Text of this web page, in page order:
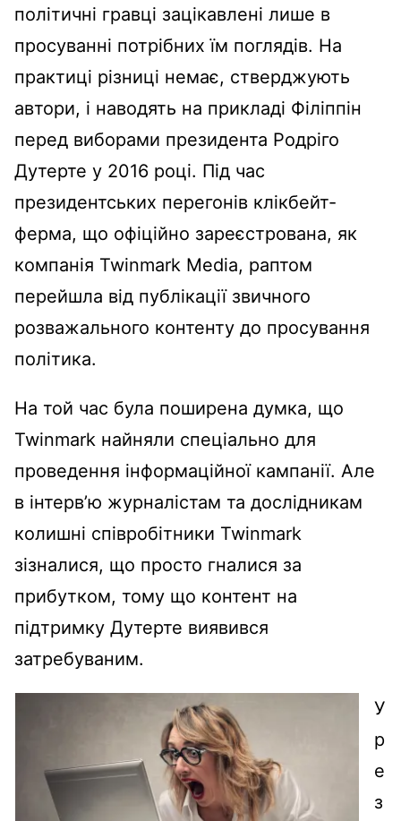
політичні гравці зацікавлені лише в
просуванні потрібних їм поглядів. На
практиці різниці немає, стверджують
автори, і наводять на прикладі Філіппін
перед виборами президента Родріго
Дутерте у 2016 році. Під час
президентських перегонів клікбейт-
ферма, що офіційно зареєстрована, як
компанія Twinmark Media, раптом
перейшла від публікації звичного
розважального контенту до просування
політика.
На той час була поширена думка, що
Twinmark найняли спеціально для
проведення інформаційної кампанії. Але
в інтерв’ю журналістам та дослідникам
колишні співробітники Twinmark
зізналися, що просто гналися за
прибутком, тому що контент на
підтримку Дутерте виявився
затребуваним.
У
р
е
з